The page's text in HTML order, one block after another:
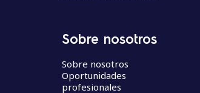
Sobre nosotros
Sobre nosotros
Oportunidades
profesionales